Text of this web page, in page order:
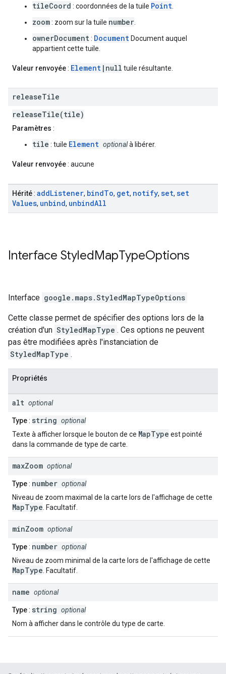
tileCoord : coordonnées de la tuile Point
zoom: zoom sur la tuile number
ownerDocument: Document Document auquel
appartient cette tuile.
Valeur renvoyée: Element |null tuile résultante.
releaseTile
releaseTile(tile)
Paramètres :
tile : tuile Element optionalà libérer.
Valeur renvoyée: aucune
Hérité: addListener, bindTo, get, notify, set, set
Values, unbind, unbindAll
Interface StyledMapTypeOptions
Interface google.maps.StyledMapTypeOptions
Cette classe permet de spécifier des options lors de la
création d'un StyledMapType . Ces options ne peuvent
pas être modifiées après l'instanciation de
StyledMapType .
Propriétés
alt optional
Type: string optional
Texte à afficher lorsque le bouton de ce MapType est pointé
dans la commande de type de carte.
maxZoom optional
Type: number optional
Niveau de zoom maximal de la carte lors de l'affichage de cette
MapType . Facultatif.
minZoom optional
Type: number optional
Niveau de zoom minimal de la carte lors de l'affichage de cette
MapType . Facultatif.
name optional
Type: string optional
Nom à afficher dans le contrôle du type de carte.